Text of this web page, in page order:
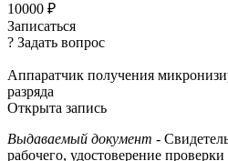
10000 ₽
Записаться
? Задать вопрос
Аппаратчик получения
разряда
Открыта запись
Выдаваемый документ -
рабочего, удостоверение